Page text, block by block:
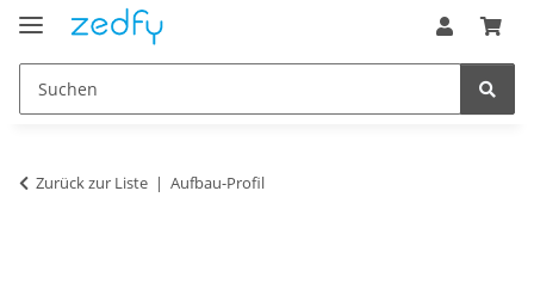
Zurück zur Liste Aufbau-Profil